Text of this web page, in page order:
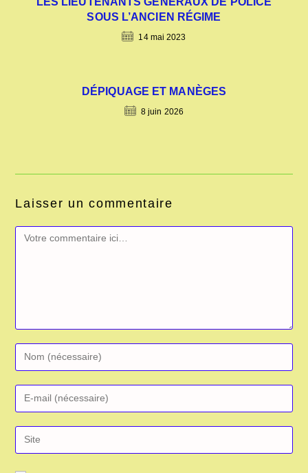
SOUS L’ANCIEN RÉGIME
14 mai 2023
DÉPIQUAGE ET MANÈGES
8 juin 2026
Laisser un commentaire